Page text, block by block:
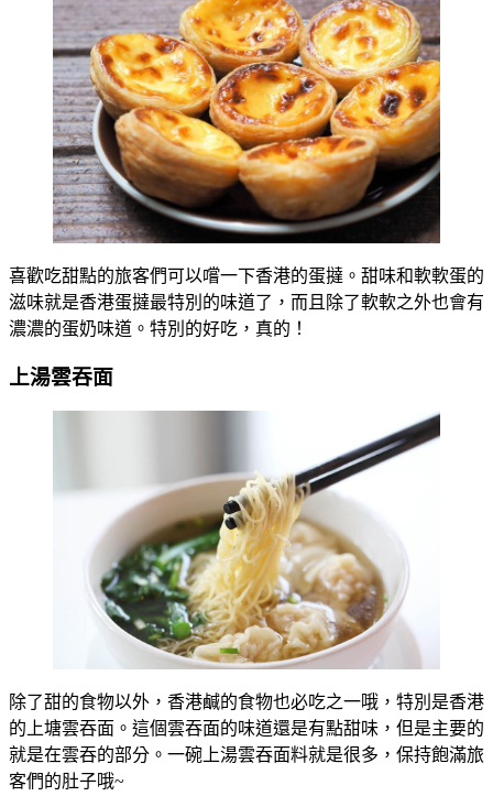
喜歡吃甜點的旅客們可以嚐一下香港的蛋撻。甜味和軟軟蛋的
滋味就是香港蛋撻最特別的味道了，而且除了軟軟之外也會有
濃濃的蛋奶味道。特別的好吃，真的！
上湯雲吞面
除了甜的食物以外，香港鹹的食物也必吃之一哦，特別是香港
的上塘雲吞面。這個雲吞面的味道還是有點甜味，但是主要的
就是在雲吞的部分。一碗上湯雲吞面料就是很多，保持飽滿旅
客們的肚子哦~